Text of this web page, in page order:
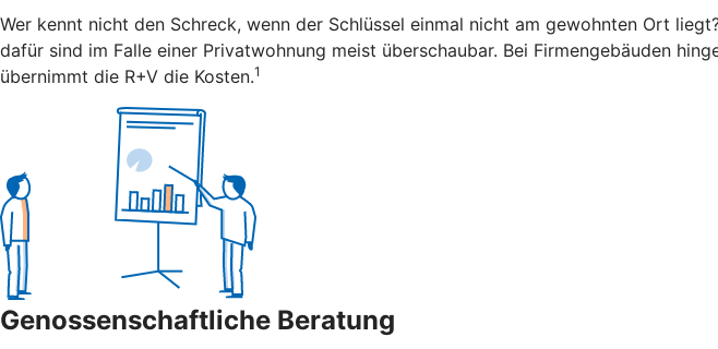
Wer kennt nicht den Schreck, wenn der Schlüssel einmal nicht am gewohnten Ort
dafür sind im Falle einer Privatwohnung meist überschaubar. Bei Firmengebäuden
übernimmt die R+V die Kosten.1
Genossenschaftliche Beratung